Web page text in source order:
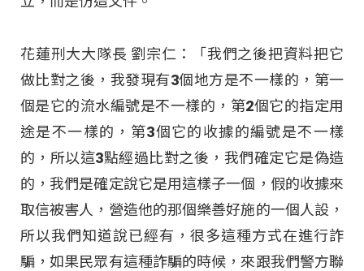
花蓮刑大大隊長 劉宗仁：「我們之後把資料把它
做比對之後，我發現有3個地方是不一樣的，第一
個是它的流水編號是不一樣的，第2個它的指定用
途是不一樣的，第3個它的收據的編號是不一樣
的，所以這3點經過比對之後，我們確定它是偽造
的，我們是確定說它是用這樣子一個，假的收據來
取信被害人，營造他的那個樂善好施的一個人設，
所以我們知道說已經有，很多這種方式在進行詐
騙，如果民眾有這種詐騙的時候，來跟我們警方聯